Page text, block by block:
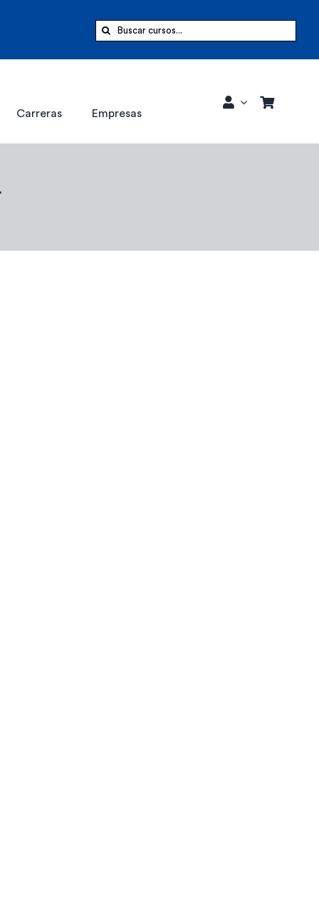
Buscar:
Carreras Empresas